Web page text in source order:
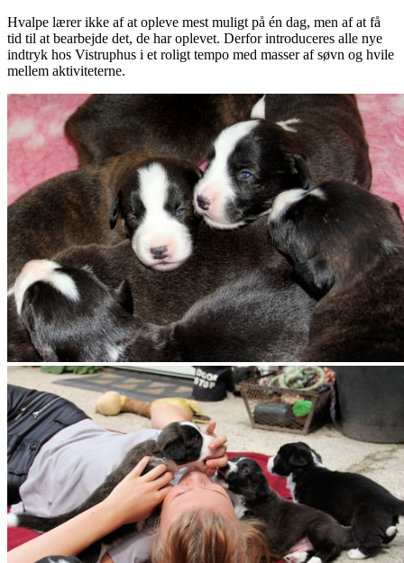
Hvalpe lærer ikke af at opleve mest muligt på én dag, men af at få
tid til at bearbejde det, de har oplevet. Derfor introduceres alle nye
indtryk hos Vistruphus i et roligt tempo med masser af søvn og hvile
mellem aktiviteterne.